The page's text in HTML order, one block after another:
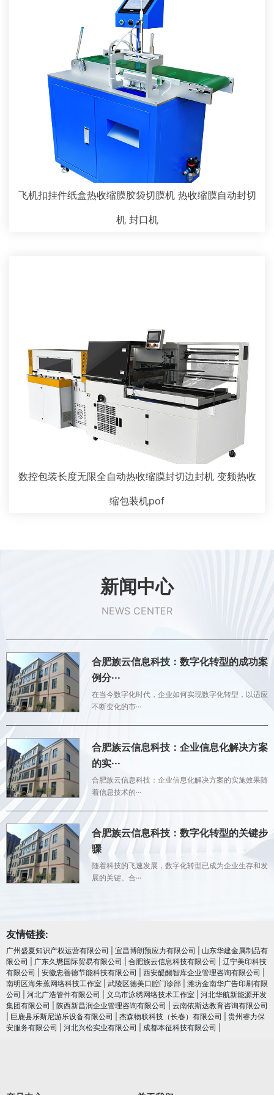
飞机扣挂件纸盒热收缩膜胶袋切膜机 热收缩膜自动封切
机 封口机
数控包装长度无限全自动热收缩膜封切边封机 变频热收
缩包装机pof
新闻中心
NEWS CENTER
合肥族云信息科技：数字化转型的成功案
例分···
在当今数字化时代，企业如何实现数字化转型，以适应
不断变化的市···
合肥族云信息科技：企业信息化解决方案
的实···
合肥族云信息科技：企业信息化解决方案的实施效果随
着信息技术的···
合肥族云信息科技：数字化转型的关键步
骤
随着科技的飞速发展，数字化转型已成为企业生存和发
展的关键。合···
友情链接:
广州盛夏知识产权运营有限公司 宜昌博朗预应力有限公司
山东华建金属制品有
限公司
广东久懋国际贸易有限公司 合肥族云信息科技有限公司
辽宁美印科技
有限公司
安徽忠善德节能科技有限公司 西安醍醐智库企业管理咨询有限公司
南明区海朱蕉网络科技工作室
武陵区德美口腔门诊部
潍坊金南华广告印刷有限
公司
河北广浩管件有限公司 义乌市泳绣网络技术工作室
河北华航新能源开发
集团有限公司
陕西新昌润企业管理咨询有限公司
云南依斯达教育咨询有限公司
巨鹿县乐斯尼游乐设备有限公司 杰森物联科技（长春）有限公司
贵州睿力保
安服务有限公司
河北兴松实业有限公司 成都本征科技有限公司